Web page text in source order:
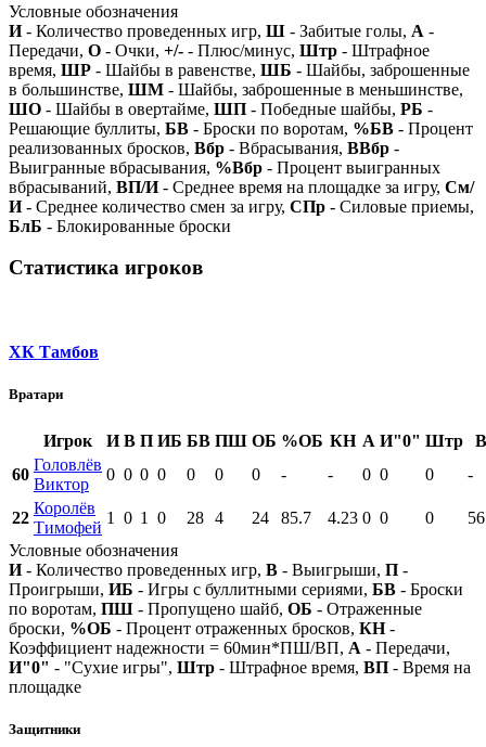
Условные обозначения
И- Количество проведенных игр, Ш - Забитые голы, А -
Передачи, О - Очки, +/- - Плюс/минус, Штр - Штрафное
время, ШР - Шайбы в равенстве, ШБ - Шайбы, заброшенные
в большинстве, ШМ - Шайбы, заброшенные в меньшинстве,
ШО - Шайбы в овертайме, ШП - Победные шайбы, РБ -
Решающие буллиты, БВ - Броски по воротам, %БВ - Процент
реализованных бросков, Вбр - Вбрасывания, ВВбр -
Выигранные вбрасывания, %Вбр - Процент выигранных
вбрасываний, ВП/И- Среднее время на площадке за игру, См/
И- Среднее количество смен за игру, СПр - Силовые приемы,
БлБ - Блокированные броски
Статистика игроков
ХК Тамбов
Вратари
Игрок И В П ИБ БВ ПШ ОБ %ОБ КН А И"0" Штр
60
Головлёв
Виктор
0 0 0 0 0 0 0 - - 0 0 0 -
22
Королёв
Тимофей
1 0 1 0 28 4 24 85.7 4.23 0 0 0
Условные обозначения
И- Количество проведенных игр, В - Выигрыши, П -
Проигрыши, ИБ - Игры с буллитными сериями, БВ - Броски
по воротам, ПШ - Пропущено шайб, ОБ - Отраженные
броски, %ОБ - Процент отраженных бросков, КН-
Коэффициент надежности = 60мин*ПШ/ВП, А - Передачи,
И"0" - "Сухие игры", Штр - Штрафное время, ВП - Время на
площадке
Защитники